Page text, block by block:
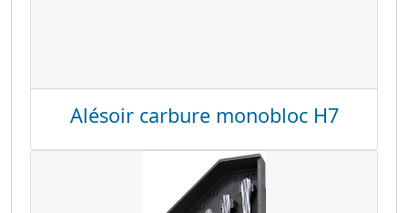
Alésoir carbure monobloc H7